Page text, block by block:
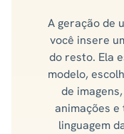
A geração de
você insere
do resto. Ela
modelo,
de
animações
linguagem